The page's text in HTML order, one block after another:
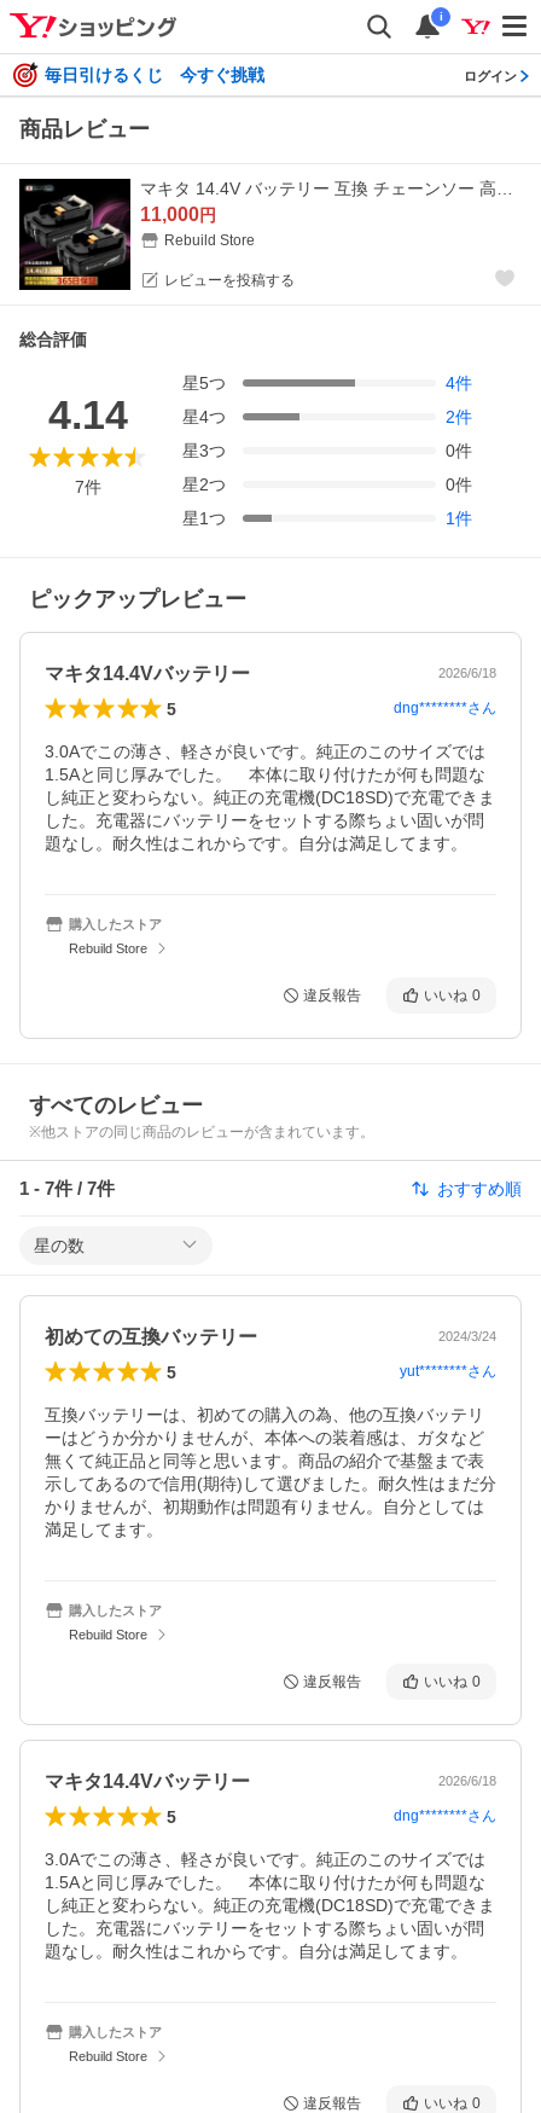
i
毎日引けるくじ 今すぐ挑戦 ログイン
商品レビュー
11,000円
Rebuild Store
レビューを投稿する
総合評価
4.14
7件
星5つ 4件
星4つ 2件
星3つ 0件
星2つ 0件
星1つ 1件
ピックアップレビュー
マキタ14.4Vバッテリー 2026/6/18
5 dng********さん
3.0Aでこの薄さ、軽さが良いです。純正のこのサイズでは
1.5Aと同じ厚みでした。　本体に取り付けたが何も問題な
し純正と変わらない。純正の充電機(DC18SD)で充電できま
した。充電器にバッテリーをセットする際ちょい固いが問
題なし。耐久性はこれからです。自分は満足してます。
購入したストア
Rebuild Store
違反報告 いいね 0
すべてのレビュー
※他ストアの同じ商品のレビューが含まれています。
1 - 7件 / 7件 おすすめ順
星の数
初めての互換バッテリー 2024/3/24
5 yut********さん
互換バッテリーは、初めての購入の為、他の互換バッテリ
ーはどうか分かりませんが、本体への装着感は、ガタなど
無くて純正品と同等と思います。商品の紹介で基盤まで表
示してあるので信用(期待)して選びました。耐久性はまだ分
かりませんが、初期動作は問題有りません。自分としては
満足してます。
購入したストア
Rebuild Store
違反報告 いいね 0
マキタ14.4Vバッテリー 2026/6/18
5 dng********さん
3.0Aでこの薄さ、軽さが良いです。純正のこのサイズでは
1.5Aと同じ厚みでした。　本体に取り付けたが何も問題な
し純正と変わらない。純正の充電機(DC18SD)で充電できま
した。充電器にバッテリーをセットする際ちょい固いが問
題なし。耐久性はこれからです。自分は満足してます。
購入したストア
Rebuild Store
違反報告 いいね 0